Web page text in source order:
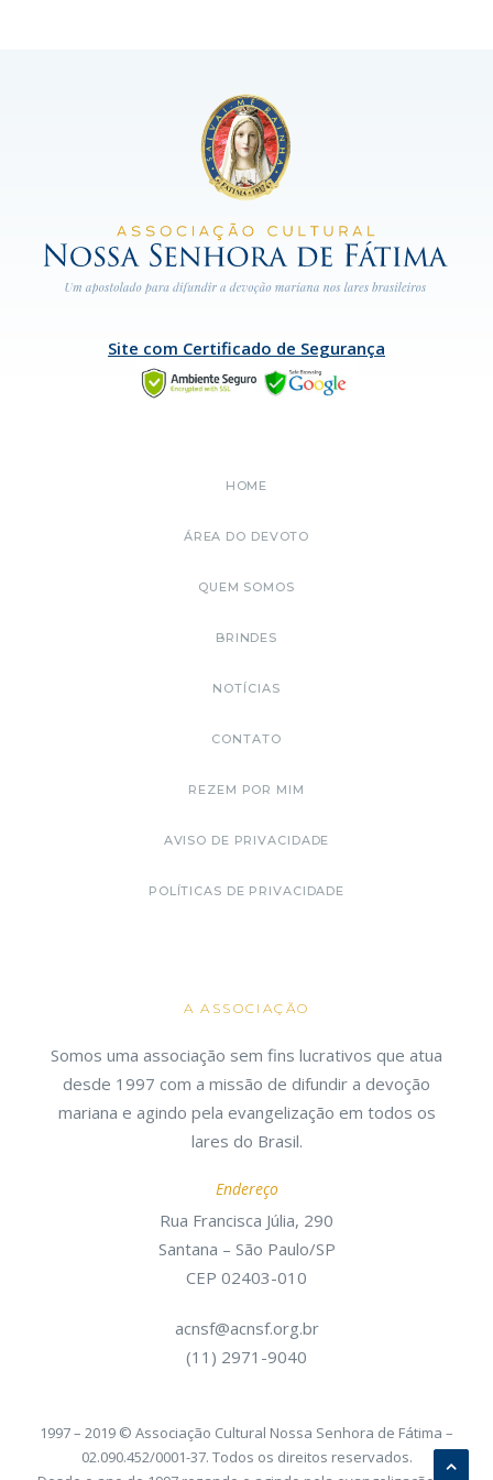
Site com Certificado de Segurança
HOME
ÁREA DO DEVOTO
QUEM SOMOS
BRINDES
NOTÍCIAS
CONTATO
REZEM POR MIM
AVISO DE PRIVACIDADE
POLÍTICAS DE PRIVACIDADE
A ASSOCIAÇÃO
Somos uma associação sem fins lucrativos que atua
desde 1997 com a missão de difundir a devoção
mariana e agindo pela evangelização em todos os
lares do Brasil.
Endereço
Rua Francisca Júlia, 290
Santana – São Paulo/SP
CEP 02403-010
acnsf@acnsf.org.br
(11) 2971-9040
1997 – 2019 © Associação Cultural Nossa Senhora de Fátima –
02.090.452/0001-37. Todos os direitos reservados.